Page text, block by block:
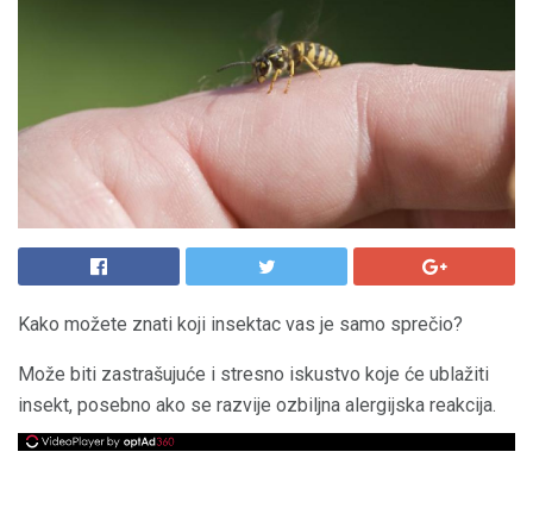
Kako možete znati koji insektac vas je samo sprečio?
Može biti zastrašujuće i stresno iskustvo koje će ublažiti
insekt, posebno ako se razvije ozbiljna alergijska reakcija.